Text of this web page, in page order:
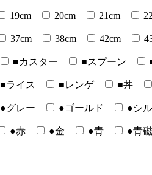
19cm 20cm 21cm
37cm 38cm 42cm
■カスター ■スプーン
■ライス ■レンゲ ■丼
●グレー ●ゴールド ●シ
●赤 ●金 ●青 ●青磁